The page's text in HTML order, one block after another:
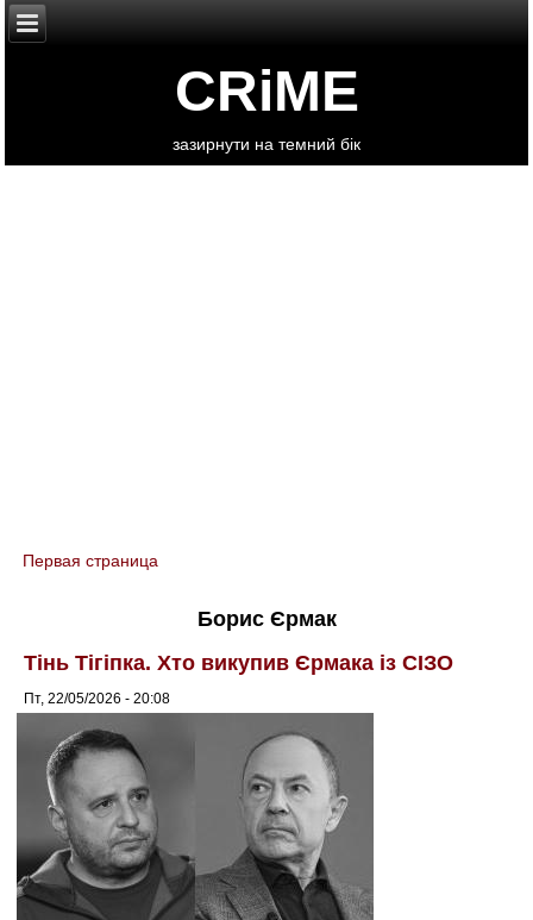
CRiME
зазирнути на темний бік
You are here
Первая страница
Борис Єрмак
Тінь Тігіпка. Хто викупив Єрмака із СІЗО
Пт, 22/05/2026 - 20:08